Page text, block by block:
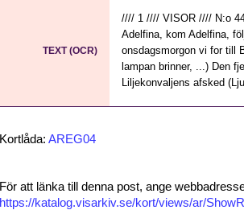
TEXT (OCR)
//// 1 //// VISOR //// N:o
Adelfina, kom Adelfina,
onsdagsmorgon vi for till
lampan brinner, ...) Den
Liljekonvaljens afsked
Kortlåda: AREG04
För att länka till denna post, ange
https://katalog.visarkiv.se/kort/views/ar/